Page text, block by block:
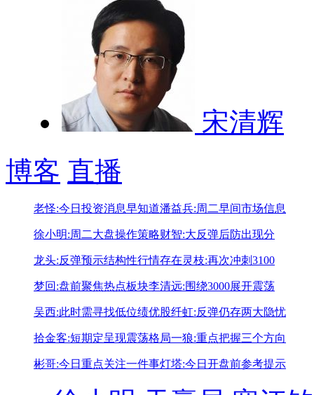
宋清辉
博客 直播
老怪:今日投资消息早知道潘益兵:周二早间市场信息
徐小明:周二大盘操作策略财智:大反弹后防出现分
龙头:反弹预示结构性行情存在灵枝:再次冲刺3100
梦回:盘前聚焦热点板块李清远:围绕3000展开震荡
吴西:此时需寻找低位绩优股纤虹:反弹仍存两大隐忧
拾金客:短期定呈现震荡格局一狼:重点把握三个方向
彬哥:今日重点关注一件事灯塔:今日开盘前参考提示